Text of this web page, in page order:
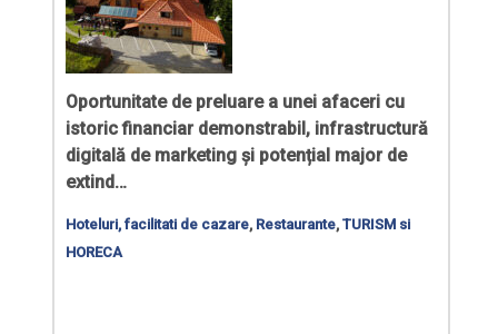
Oportunitate de preluare a unei afaceri cu
istoric financiar demonstrabil, infrastructură
digitală de marketing și potențial major de
extind…
Hoteluri, facilitati de cazare, Restaurante, TURISM si
HORECA